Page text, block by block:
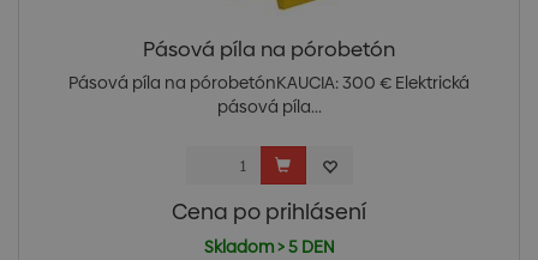
Pásová píla na pórobetón
Pásová píla na pórobetónKAUCIA: 300 € Elektrická
pásová píla...
Cena po prihlásení
Skladom > 5 DEN